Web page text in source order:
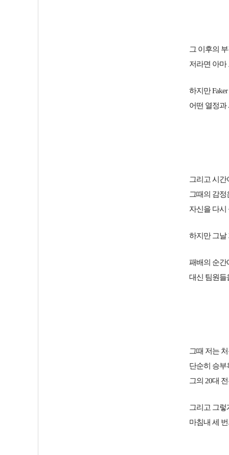
그 이후의
저라면 아마
하지만
어떤 열정과
그리고 시간
그때의 감정
자신을 다시
하지만 그날
패배의 순간
대신 팀원들
그때 저는
단순히 승부
그의 20대
그리고 그렇
마침내 세